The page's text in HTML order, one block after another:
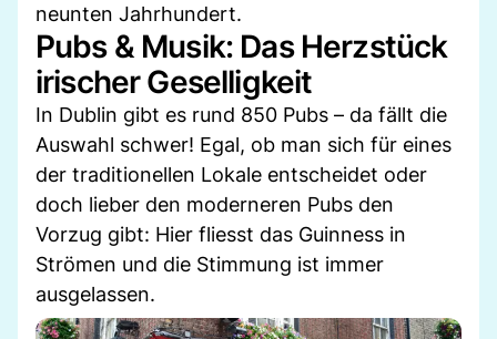
neunten Jahrhundert.
Pubs & Musik: Das Herzstück
irischer Geselligkeit
In Dublin gibt es rund 850 Pubs – da fällt die
Auswahl schwer! Egal, ob man sich für eines
der traditionellen Lokale entscheidet oder
doch lieber den moderneren Pubs den
Vorzug gibt: Hier fliesst das Guinness in
Strömen und die Stimmung ist immer
ausgelassen.